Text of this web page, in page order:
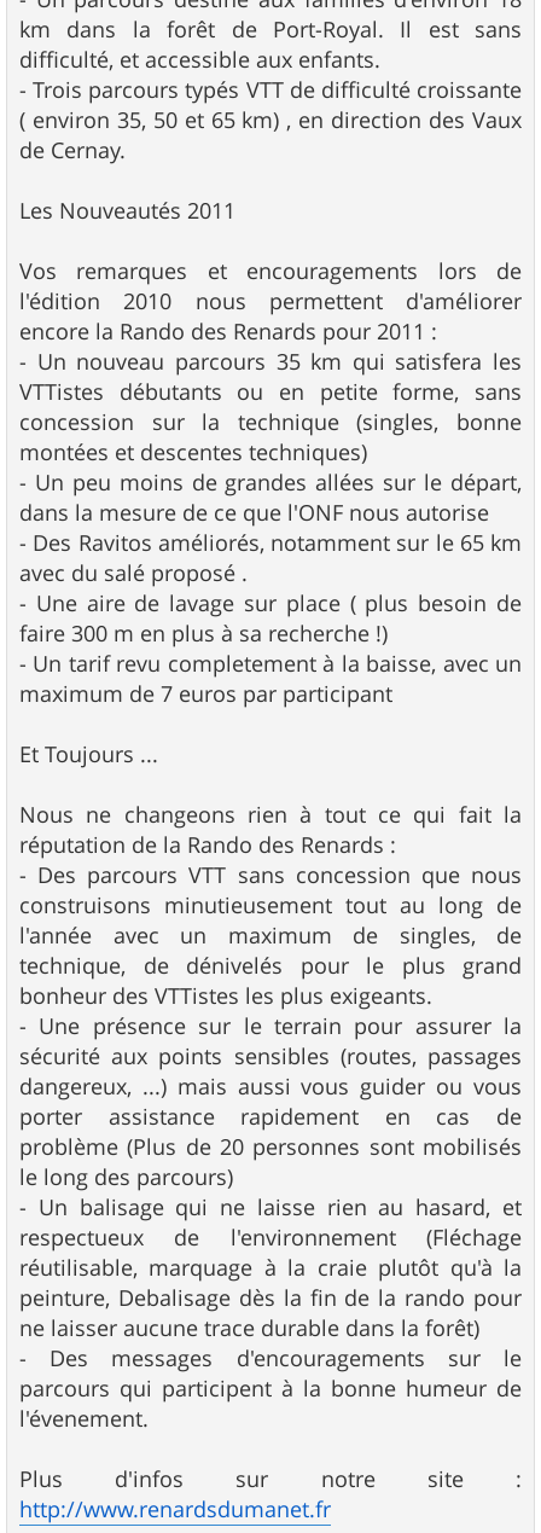
km dans la forêt de Port-Royal. Il est sans
difficulté, et accessible aux enfants.
- Trois parcours typés VTT de difficulté croissante
( environ 35, 50 et 65 km) , en direction des Vaux
de Cernay.
Les Nouveautés 2011
Vos remarques et encouragements lors de
l'édition 2010 nous permettent d'améliorer
encore la Rando des Renards pour 2011 :
- Un nouveau parcours 35 km qui satisfera les
VTTistes débutants ou en petite forme, sans
concession sur la technique (singles, bonne
montées et descentes techniques)
- Un peu moins de grandes allées sur le départ,
dans la mesure de ce que l'ONF nous autorise
- Des Ravitos améliorés, notamment sur le 65 km
avec du salé proposé .
- Une aire de lavage sur place ( plus besoin de
faire 300 m en plus à sa recherche !)
- Un tarif revu completement à la baisse, avec un
maximum de 7 euros par participant
Et Toujours ...
Nous ne changeons rien à tout ce qui fait la
réputation de la Rando des Renards :
- Des parcours VTT sans concession que nous
construisons minutieusement tout au long de
l'année avec un maximum de singles, de
technique, de dénivelés pour le plus grand
bonheur des VTTistes les plus exigeants.
- Une présence sur le terrain pour assurer la
sécurité aux points sensibles (routes, passages
dangereux, ...) mais aussi vous guider ou vous
porter assistance rapidement en cas de
problème (Plus de 20 personnes sont mobilisés
le long des parcours)
- Un balisage qui ne laisse rien au hasard, et
respectueux de l'environnement (Fléchage
réutilisable, marquage à la craie plutôt qu'à la
peinture, Debalisage dès la fin de la rando pour
ne laisser aucune trace durable dans la forêt)
- Des messages d'encouragements sur le
parcours qui participent à la bonne humeur de
l'évenement.
Plus d'infos sur notre site :
http://www.renardsdumanet.fr